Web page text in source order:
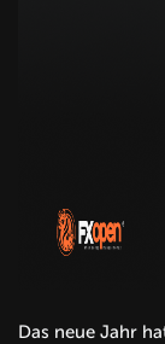
Das neue Jahr